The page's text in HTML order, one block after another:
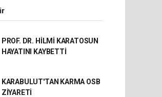
PROF. DR. HİLMİ KARATOSUN
HAYATINI KAYBETTİ
KARABULUT'TAN KARMA OSB
ZİYARETİ